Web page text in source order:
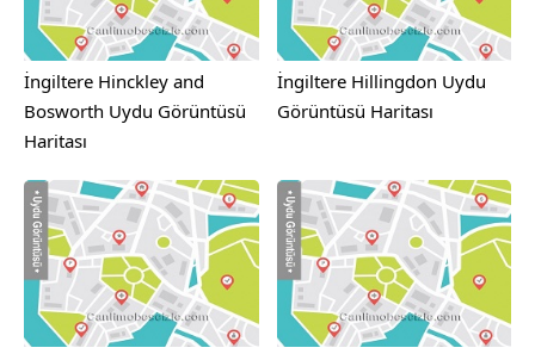
İngiltere Hinckley and
Bosworth Uydu Görüntüsü
Haritası
İngiltere Hillingdon Uydu
Görüntüsü Haritası